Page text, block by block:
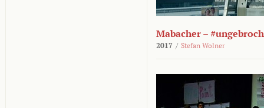
Mabacher –
2017 / Stefan Wolner